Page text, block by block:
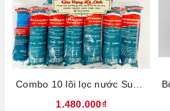
1.480.000₫